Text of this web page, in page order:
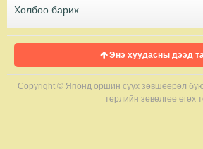
Холбоо барих
Энэ хуудасны дээд
Copyright © Японд оршин суух зөвшөөрөл
төрлийн зөвөлгөө өгөх